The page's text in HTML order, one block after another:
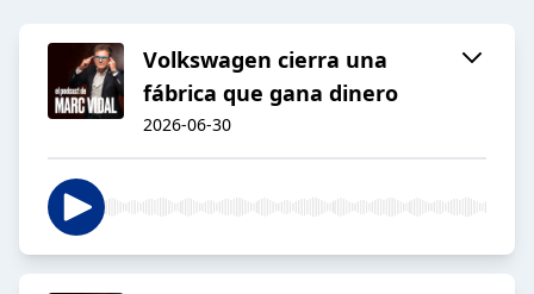
Volkswagen cierra una
fábrica que gana dinero
2026-06-30